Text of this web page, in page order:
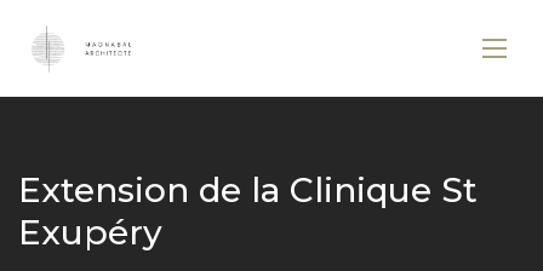
Extension de la Clinique St
Exupéry